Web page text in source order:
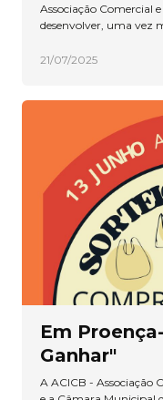
Associação Comercial
desenvolver, uma vez
21/07/2025
Em
Ganhar"
A ACICB - Associação